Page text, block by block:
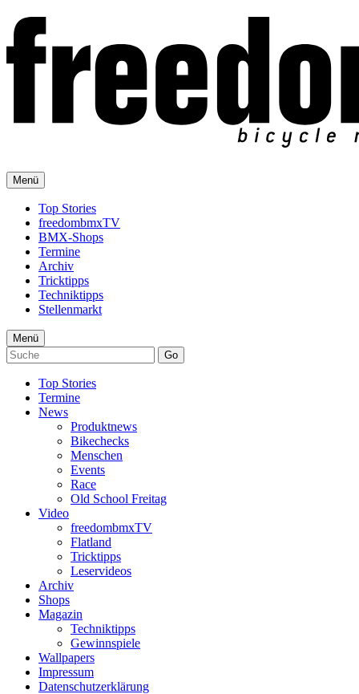
Menü
Top Stories
freedombmxTV
BMX-Shops
Termine
Archiv
Tricktipps
Techniktipps
Stellenmarkt
Menü
Go
Top Stories
Termine
News
Produktnews
Bikechecks
Menschen
Events
Race
Old School Freitag
Video
freedombmxTV
Flatland
Tricktipps
Leservideos
Archiv
Shops
Magazin
Techniktipps
Gewinnspiele
Wallpapers
Impressum
Datenschutzerklärung